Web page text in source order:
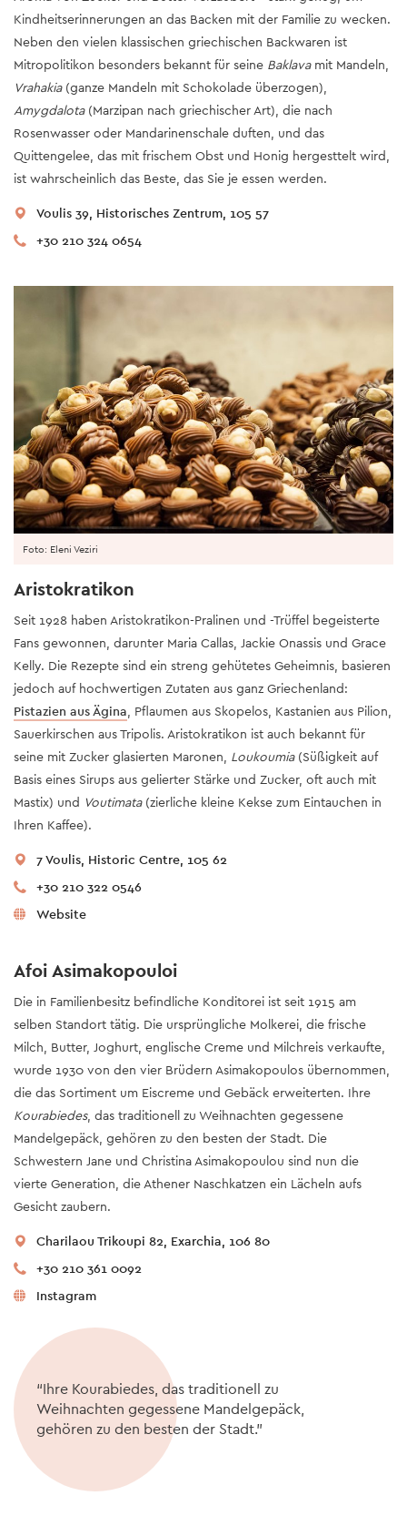
Kindheitserinnerungen an das Backen mit der Familie zu wecken.
Neben den vielen klassischen griechischen Backwaren ist
Mitropolitikon besonders bekannt für seine Baklavamit Mandeln,
Vrahakia(ganze Mandeln mit Schokolade überzogen),
Amygdalota(Marzipan nach griechischer Art), die nach
Rosenwasser oder Mandarinenschale duften, und das
Quittengelee, das mit frischem Obst und Honig hergesttelt wird,
ist wahrscheinlich das Beste, das Sie je essen werden.
Voulis 39, Historisches Zentrum, 105 57
+30 210 324 0654
Foto: Eleni Veziri
Aristokratikon
Seit 1928 haben Aristokratikon-Pralinen und -Trüffel begeisterte
Fans gewonnen, darunter Maria Callas, Jackie Onassis und Grace
Kelly. Die Rezepte sind ein streng gehütetes Geheimnis, basieren
jedoch auf hochwertigen Zutaten aus ganz Griechenland:
Pistazien aus Ägina, Pflaumen aus Skopelos, Kastanien aus Pilion,
Sauerkirschen aus Tripolis. Aristokratikon ist auch bekannt für
seine mit Zucker glasierten Maronen, Loukoumia(Süßigkeit auf
Basis eines Sirups aus gelierter Stärke und Zucker, oft auch mit
Mastix) und Voutimata(zierliche kleine Kekse zum Eintauchen in
Ihren Kaffee).
7 Voulis, Historic Centre, 105 62
+30 210 322 0546
Website
Afoi Asimakopouloi
Die in Familienbesitz befindliche Konditorei ist seit 1915 am
selben Standort tätig. Die ursprüngliche Molkerei, die frische
Milch, Butter, Joghurt, englische Creme und Milchreis verkaufte,
wurde 1930 von den vier Brüdern Asimakopoulos übernommen,
die das Sortiment um Eiscreme und Gebäck erweiterten. Ihre
Kourabiedes, das traditionell zu Weihnachten gegessene
Mandelgepäck, gehören zu den besten der Stadt. Die
Schwestern Jane und Christina Asimakopoulou sind nun die
vierte Generation, die Athener Naschkatzen ein Lächeln aufs
Gesicht zaubern.
Charilaou Trikoupi 82, Exarchia, 106 80
+30 210 361 0092
Instagram
“Ihre Kourabiedes, das traditionell zu
Weihnachten gegessene Mandelgepäck,
gehören zu den besten der Stadt.”